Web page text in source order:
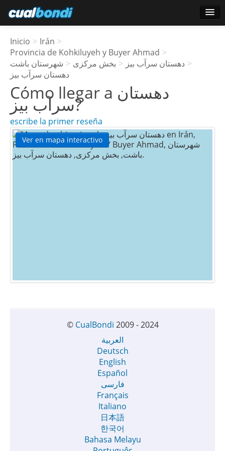
Usuarios estrella
Encuesta
Inicio > Irán >
Provincia de Kohkiluyeh y Buyer Ahmad >
شهرستان باشت > بخش مرکزی > دهستان سرآب بیز >
دهستان سرآب بیز
Cómo llegar a دهستان
سرآب بیز?
escribe la primer reseña
Ver en mapa interactivo
© CualBondi 2009 - 2024
العربية
Deutsch
English
Español
فارسی
Français
Italiano
日本語
한국어
Bahasa Melayu